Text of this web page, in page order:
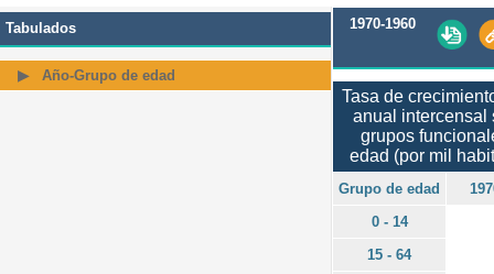
Tabulados
Año-Grupo de edad
1970-1960
Tasa de
anual intercensal
grupos
edad (por mil
Grupo de edad
0 - 14
15 - 64